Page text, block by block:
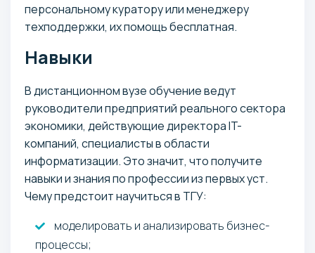
персональному куратору или менеджеру
техподдержки, их помощь бесплатная.
Навыки
В дистанционном вузе обучение ведут
руководители предприятий реального сектора
экономики, действующие директора IT-
компаний, специалисты в области
информатизации. Это значит, что получите
навыки и знания по профессии из первых уст.
Чему предстоит научиться в ТГУ:
моделировать и анализировать бизнес-
процессы;